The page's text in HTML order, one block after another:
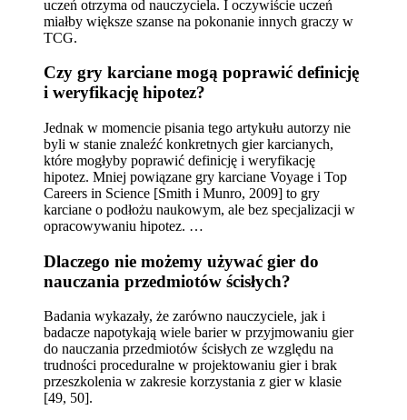
uczeń otrzyma od nauczyciela. I oczywiście uczeń
miałby większe szanse na pokonanie innych graczy w
TCG.
Czy gry karciane mogą poprawić definicję
i weryfikację hipotez?
Jednak w momencie pisania tego artykułu autorzy nie
byli w stanie znaleźć konkretnych gier karcianych,
które mogłyby poprawić definicję i weryfikację
hipotez. Mniej powiązane gry karciane Voyage i Top
Careers in Science [Smith i Munro, 2009] to gry
karciane o podłożu naukowym, ale bez specjalizacji w
opracowywaniu hipotez. …
Dlaczego nie możemy używać gier do
nauczania przedmiotów ścisłych?
Badania wykazały, że zarówno nauczyciele, jak i
badacze napotykają wiele barier w przyjmowaniu gier
do nauczania przedmiotów ścisłych ze względu na
trudności proceduralne w projektowaniu gier i brak
przeszkolenia w zakresie korzystania z gier w klasie
[49, 50].